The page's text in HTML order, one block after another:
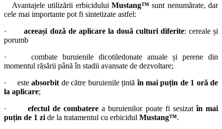
Avantajele utilizării erbicidului Mustang™ sunt nenumărate, dar
cele mai importante pot fi sintetizate astfel:
·aceeași doză de aplicare la două culturi diferite: cereale și
porumb
· combate buruienile dicotiledonate anuale și perene din
momentul răsării până în stadii avansate de dezvoltare;
· esteabsorbit de către buruienile țintăîn mai puțin de 1 oră de
la aplicare;
· efectul de combatere a buruienilor poate fi sesizatîn mai
puțin de 1 zi de la tratamentul cu erbicidul Mustang™.